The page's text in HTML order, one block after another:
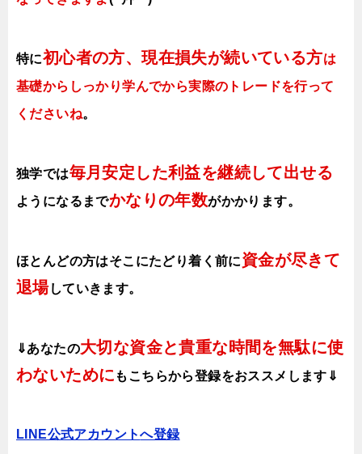
特に初心者の方、現在損失が続いている方は
基礎からしっかり学んでから実際のトレードを行って
くださいね。
独学では毎月安定した利益を継続して出せる
ようになるまでかなりの年数がかかります。
ほとんどの方はそこにたどり着く前に資金が尽きて
退場していきます。
⇓あなたの大切な資金と貴重な時間を無駄に使
わないために も こちらから登録をおススメします⇓
LINE公式アカウントへ登録